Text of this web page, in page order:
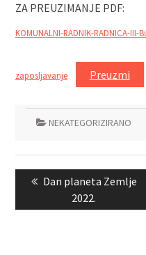
ZA PREUZIMANJE PDF:
KOMUNALNI-RADNIK-RADNICA-
zaposljavanje Preuzmi
NEKATEGORIZIRANO
Navigacija
objavaPrevious
Dan planeta Zemlje
2022.